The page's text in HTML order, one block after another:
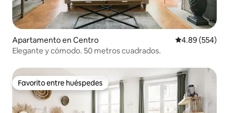
Apartamento en Centro Calificación
4.89 (554)
Elegante y cómodo. 50 metros cuadrados.
Favorito entre huéspedes
Favorito entre huéspedes